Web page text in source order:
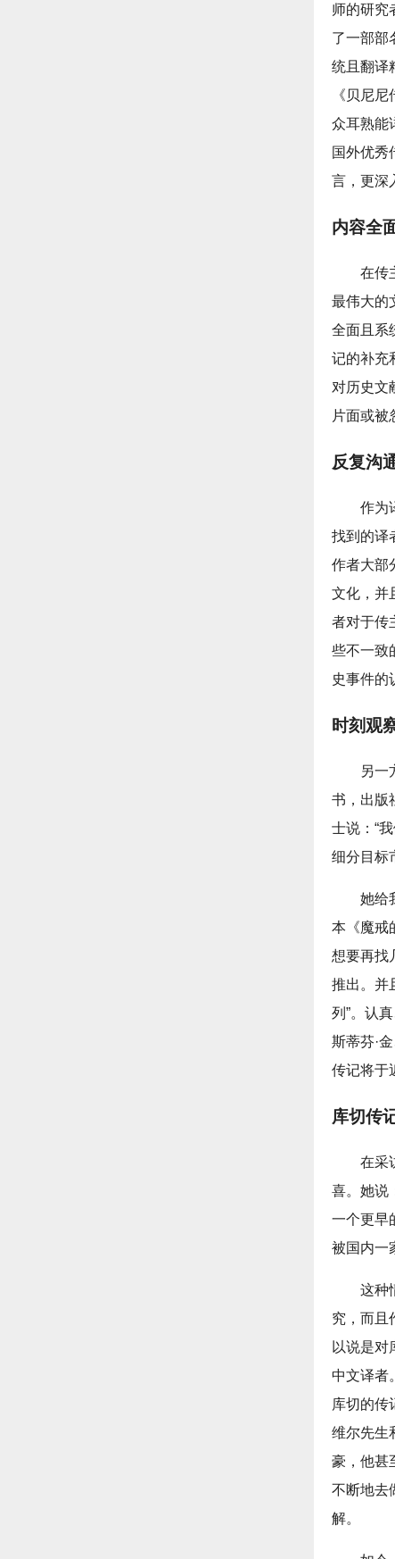
师的研究
了一部部
统且翻译
《贝尼
众耳熟能
国外优秀
言，更深
内容全
在传
最伟大的
全面且系
记的补充
对历史文
片面或被
反复沟
作为
找到的译
作者大部
文化，并
者对于传
些不一致
史事件的
时刻观
另一
书，出版
士说：“
细分目标
她给
本《魔戒
想要再找
推出。并
列”。认
斯蒂芬·
传记将于
库切传
在采
喜。她说
一个更早
被国内一
这种
究，而且
以说是对
中文译者
库切的传
维尔先生
豪，他甚
不断地去
解。